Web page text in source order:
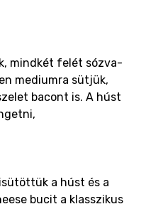
mindkét felét sózva-
mediumra sütjük,
bacont is. A húst
a húst és a
bucit a klasszikus